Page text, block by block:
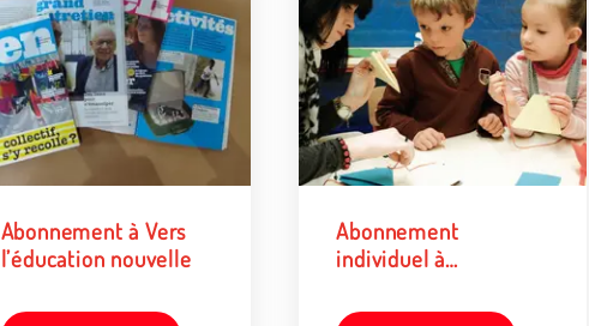
Abonnement à Vers
l’éducation nouvelle
Abonnement
individuel à